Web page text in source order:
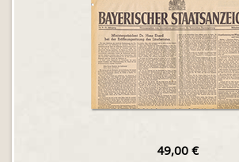
49,00 €